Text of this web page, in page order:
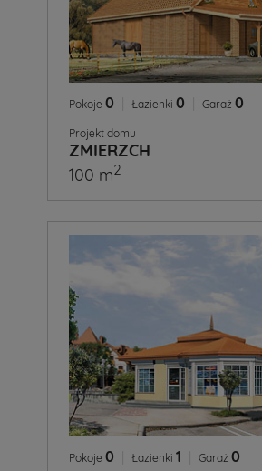
Pokoje 0 Łazienki 0 Garaż 0
Projekt domu
ZMIERZCH
100 m2
Pokoje 0 Łazienki 1 Garaż 0